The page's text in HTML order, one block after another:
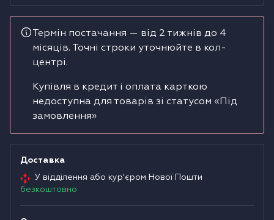
Сушильні машини
Термін постачання — від 2 тижнів до 4
місяців. Точні строки уточнюйте в кол-
центрі.
Купівля в кредит і оплата карткою
недоступна для товарів зі статусом «Під
замовлення»
Доставка
У відділення або кур'єром Нової Пошти
безкоштовно